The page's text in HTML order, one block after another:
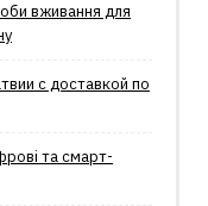
вживання для
с доставкой по
та смарт-